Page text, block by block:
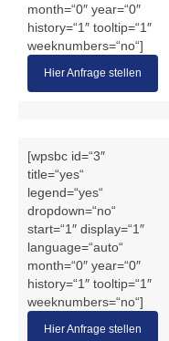
month=“0″ year=“0″
history=“1″ tooltip=“1″
weeknumbers=“no“]
Hier Anfrage stellen
[wpsbc id=“3″
title=“yes“
legend=“yes“
dropdown=“no“
start=“1″ display=“1″
language=“auto“
month=“0″ year=“0″
history=“1″ tooltip=“1″
weeknumbers=“no“]
Hier Anfrage stellen